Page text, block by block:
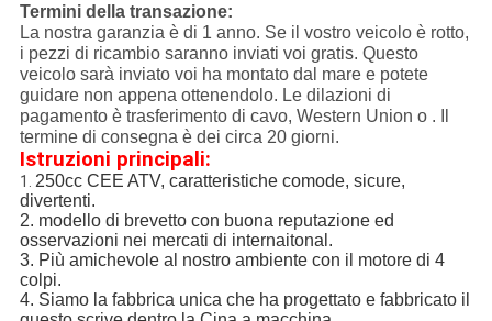
Termini della transazione:
La nostra garanzia è di 1 anno. Se il vostro veicolo è rotto,
i pezzi di ricambio saranno inviati voi gratis. Questo
veicolo sarà inviato voi ha montato dal mare e potete
guidare non appena ottenendolo. Le dilazioni di
pagamento è trasferimento di cavo, Western Union o . Il
termine di consegna è dei circa 20 giorni.
Istruzioni principali:
1. 250cc CEE ATV, caratteristiche comode, sicure,
divertenti.
2. modello di brevetto con buona reputazione ed
osservazioni nei mercati di internaitonal.
3. Più amichevole al nostro ambiente con il motore di 4
colpi.
4. Siamo la fabbrica unica che ha progettato e fabbricato il